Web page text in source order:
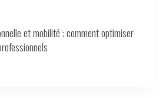
et mobilité : comment optimiser